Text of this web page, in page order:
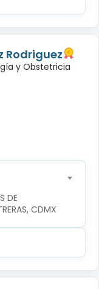
Rodriguez
y Obstetricia
DE
CDMX